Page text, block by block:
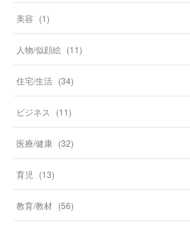
美容 (1)
人物/似顔絵 (11)
住宅/生活 (34)
ビジネス (11)
医療/健康 (32)
育児 (13)
教育/教材 (56)